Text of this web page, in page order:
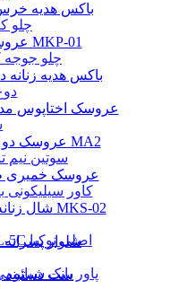
چلو
چلو
سوتین نیم
کاور
باتری لیتیوم یونی BL-5C اصلی نوکیا
باکس هدیه
عروسک دختر پسر مدل MKP-01
باکس هدیه
عروسک اختاپوس مدل
عروسک دو قولوی دختر و پسر کد MA2
عروسک خمیری
شال زنانه طرح خالدار کرمی کد MKS-02
شلوار پسرانه
ست دستبند